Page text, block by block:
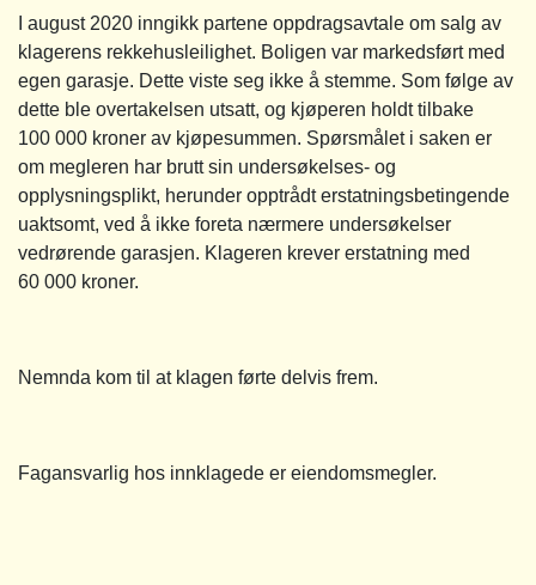
I august 2020 inngikk partene oppdragsavtale om salg av
klagerens rekkehusleilighet. Boligen var markedsført med
egen garasje. Dette viste seg ikke å stemme. Som følge av
dette ble overtakelsen utsatt, og kjøperen holdt tilbake
100 000 kroner av kjøpesummen. Spørsmålet i saken er
om megleren har brutt sin undersøkelses- og
opplysningsplikt, herunder opptrådt erstatningsbetingende
uaktsomt, ved å ikke foreta nærmere undersøkelser
vedrørende garasjen. Klageren krever erstatning med
60 000 kroner.
Nemnda kom til at klagen førte delvis frem.
Fagansvarlig hos innklagede er eiendomsmegler.